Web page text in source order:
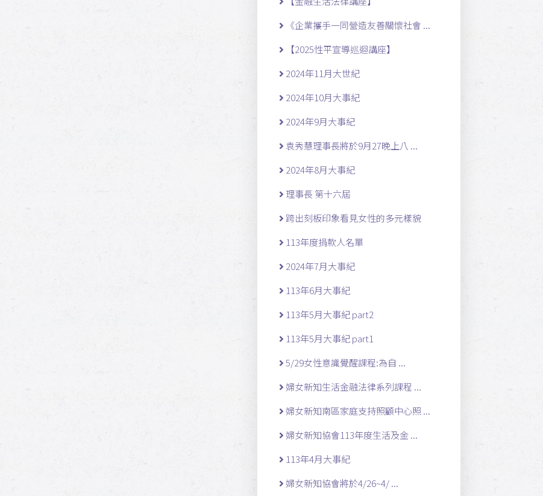
《企業攜手一同營造友善關懷社會 ...
【2025性平宣導巡迴講座】
2024年11月大世紀
2024年10月大事紀
2024年9月大事紀
袁秀慧理事長將於9月27晚上八 ...
2024年8月大事紀
理事長 第十六屆
跨出刻板印象看見女性的多元樣貌
113年度捐款人名單
2024年7月大事紀
113年6月大事紀
113年5月大事紀 part2
113年5月大事紀 part1
5/29女性意識覺醒課程:為自 ...
婦女新知生活金融法律系列課程 ...
婦女新知南區家庭支持照顧中心照 ...
婦女新知協會113年度生活及金 ...
113年4月大事紀
婦女新知協會將於4/26~4/ ...